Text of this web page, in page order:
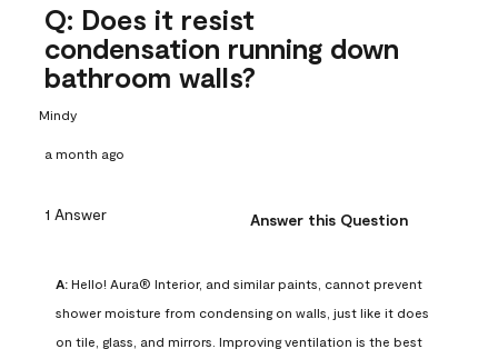
Q: Does it resist
condensation running down
bathroom walls?
Mindy
a month ago
1 Answer Answer this Question
A: Hello! Aura® Interior, and similar paints, cannot prevent
shower moisture from condensing on walls, just like it does
on tile, glass, and mirrors. Improving ventilation is the best